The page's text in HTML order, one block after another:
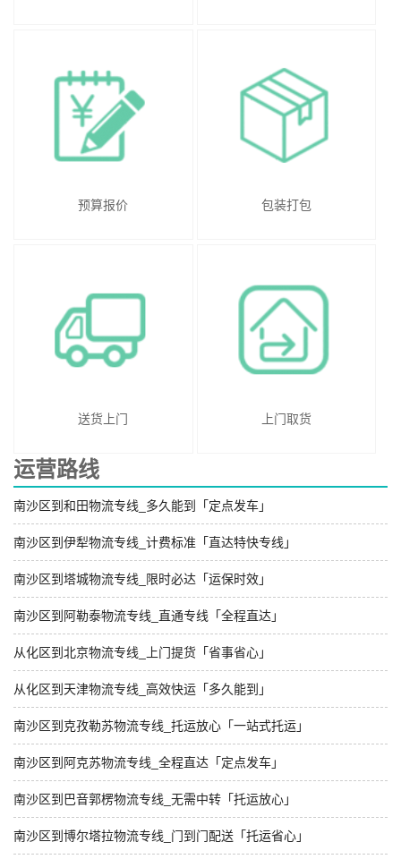
预算报价 包装打包
送货上门 上门取货
运营路线
南沙区到和田物流专线_多久能到「定点发车」
南沙区到伊犁物流专线_计费标准「直达特快专线」
南沙区到塔城物流专线_限时必达「运保时效」
南沙区到阿勒泰物流专线_直通专线「全程直达」
从化区到北京物流专线_上门提货「省事省心」
从化区到天津物流专线_高效快运「多久能到」
南沙区到克孜勒苏物流专线_托运放心「一站式托运」
南沙区到阿克苏物流专线_全程直达「定点发车」
南沙区到巴音郭楞物流专线_无需中转「托运放心」
南沙区到博尔塔拉物流专线_门到门配送「托运省心」